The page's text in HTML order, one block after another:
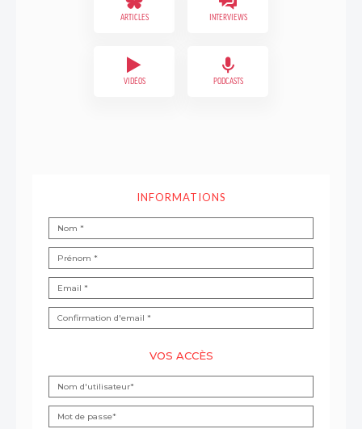
ARTICLES INTERVIEWS
VIDÉOS PODCASTS